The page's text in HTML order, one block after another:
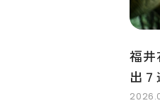
福井
出７